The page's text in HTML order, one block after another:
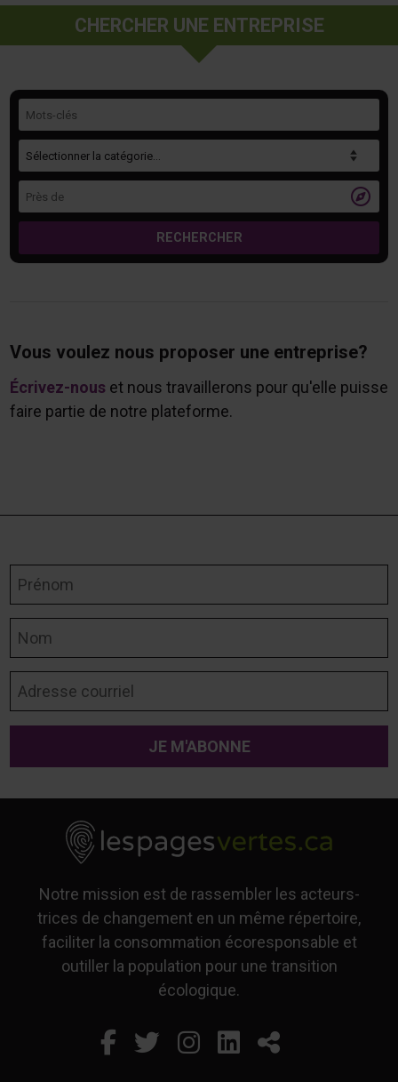
CHERCHER UNE ENTREPRISE

RECHERCHER
Vous voulez nous proposer une entreprise?
Écrivez-nouset nous travaillerons pour qu'elle puisse
faire partie de notre plateforme.
Notre mission est de rassembler les acteurs-
trices de changement en un même répertoire,
faciliter la consommation écoresponsable et
outiller la population pour une transition
écologique.
Facebook
Ce lien s'ouvrira dans
Twitter
Ce lien s'ouvrira
Instagram
Ce lien s'ouvrira
LinkedIn
Ce lien
Partager